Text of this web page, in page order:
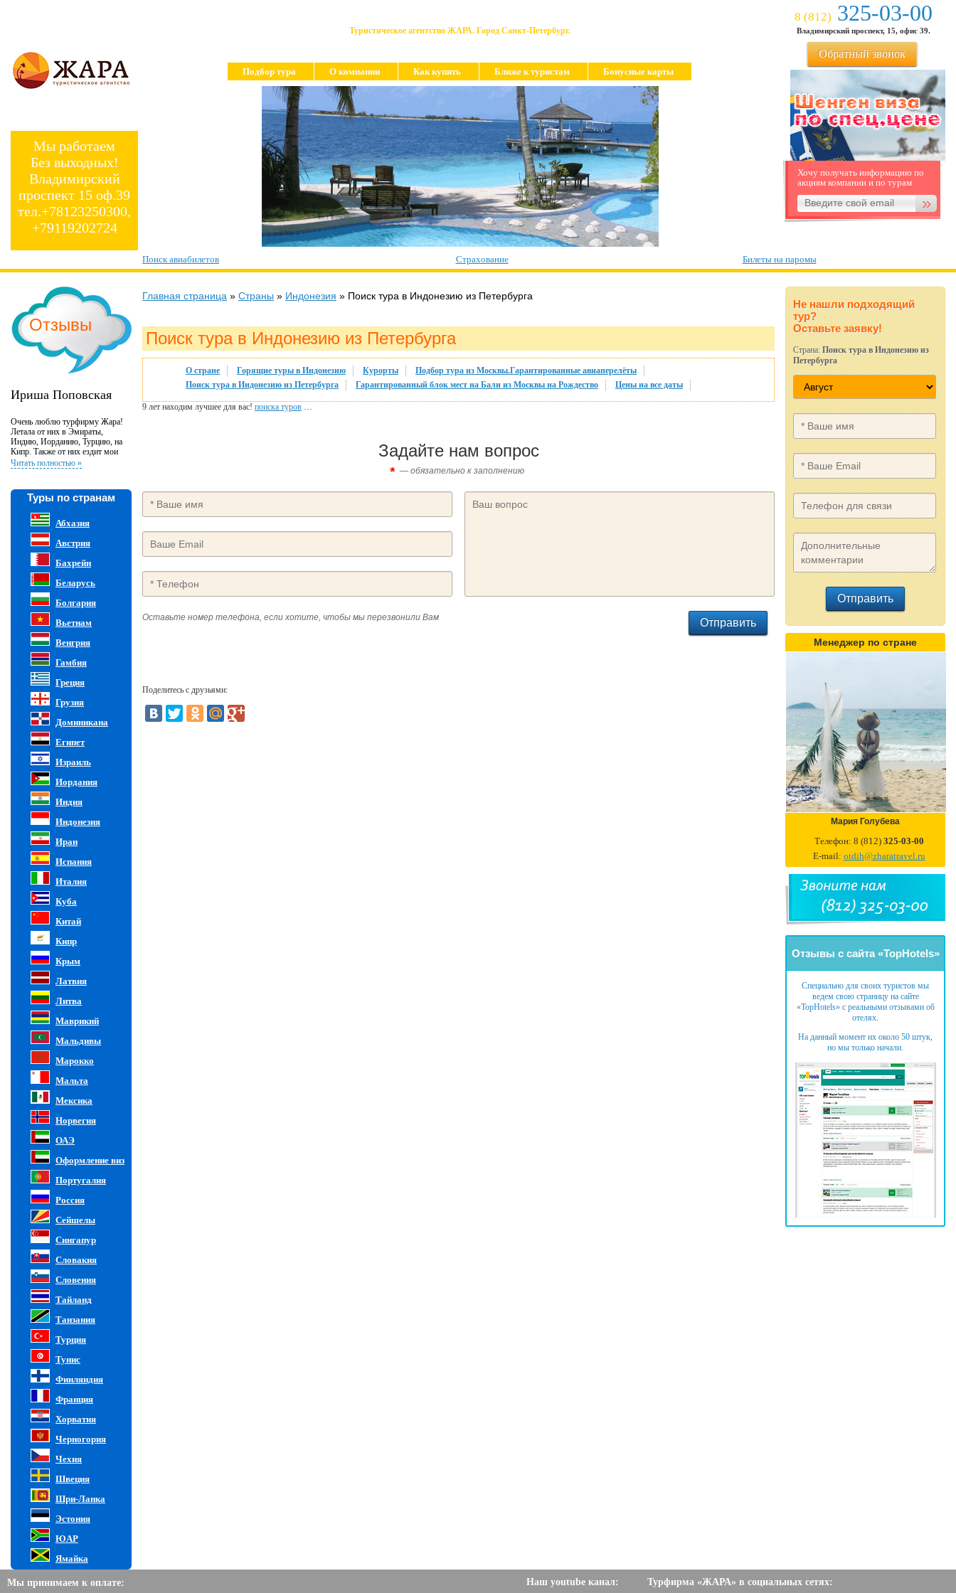
Мы работаем
Без выходных!
Владимирский
проспект 15 оф.39
тел.+78123250300,
+79119202724
Туристическое агентство ЖАРА. Город Санкт-Петербург.
8 (812) 325-03-00
Владимирский проспект, 15, офис 39.
Обратный звонок
Хочу получать информацию по
акциям компании и по турам
Подбор тура О компании Как купить Ближе к туристам Бонусные карты
Поиск авиабилетов Страхование Билеты на паромы
Отзывы
Ириша Поповская
Очень люблю турфирму Жара!
Летала от них в Эмираты,
Индию, Иорданию, Турцию, на
Кипр. Также от них ездит мои
родители и друзья, а также
коллеги по работе. В этой
внимательные и отзывчивые
люди. Если у вас возникли
проблемы во время путешествия,
то вы всегда можете обратиться и
Вам помогут!!! Своим
постоянным клиентам они
делают скидки, что очень
приятно! Они профессионалы в
своем деле. Не было ни одного
тура, чтобы я была чем то
недовольна. Спасибо Вам
большое!!!
Читать полностью »
Туры по странам
Абхазия
Австрия
Бахрейн
Беларусь
Болгария
Вьетнам
Венгрия
Гамбия
Греция
Грузия
Доминикана
Египет
Израиль
Иордания
Индия
Индонезия
Иран
Испания
Италия
Куба
Китай
Кипр
Крым
Латвия
Литва
Маврикий
Мальдивы
Марокко
Мальта
Мексика
Норвегия
ОАЭ
Оформление виз
Португалия
Россия
Сейшелы
Сингапур
Словакия
Словения
Тайланд
Танзания
Турция
Тунис
Финляндия
Франция
Хорватия
Черногория
Чехия
Швеция
Шри-Ланка
Эстония
ЮАР
Ямайка
Главная страница » Страны » Индонезия » Поиск тура в Индонезию из Петербурга
Поиск тура в Индонезию из Петербурга
О стране Горящие туры в Индонезию Курорты
Подбор тура из Москвы.Гарантированные авиаперелёты
Поиск тура в Индонезию из Петербурга
Гарантированный блок мест на Бали из Москвы на Рождество Цены на все даты
9 лет находим лучшее для вас! поиска туров …
Задайте нам вопрос
— обязательно к заполнению
Оставьте номер телефона, если хотите, чтобы мы перезвонили Вам Отправить
Поделитесь с друзьями:
Не нашли подходящий
тур?
Оставьте заявку!
Страна:Поиск тура в Индонезию из
Петербурга
Отправить
Менеджер по стране
Мария Голубева
Телефон: 8 (812) 325-03-00
E-mail: otdih@zharatravel.ru
Отзывы с сайта «TopHotels»
Специально для своих туристов мы
ведем свою страницу на сайте
«TopHotels» с реальными отзывами об
отелях.
На данный момент их около 50 штук,
но мы только начали.
Мы принимаем к оплате: Наш youtube канал: Турфирма «ЖАРА» в социальных сетях: